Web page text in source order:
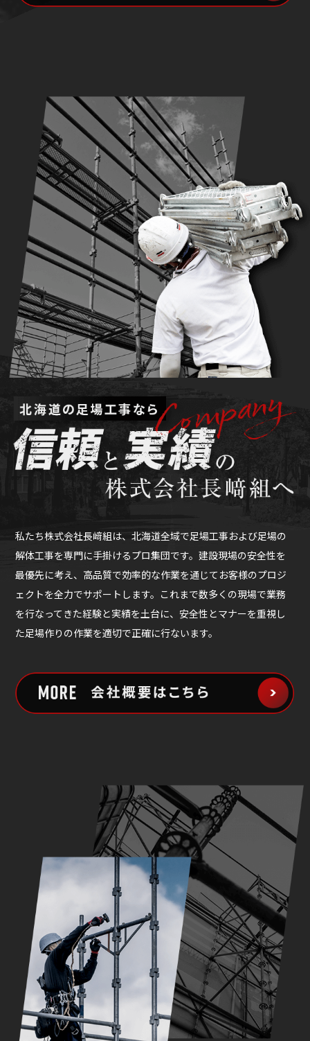
私たち株式会社長﨑組は、北海道全域で足場工事および足場の
解体工事を専門に手掛けるプロ集団です。建設現場の安全性を
最優先に考え、高品質で効率的な作業を通じてお客様のプロジ
ェクトを全力でサポートします。これまで数多くの現場で業務
を行なってきた経験と実績を土台に、安全性とマナーを重視し
た足場作りの作業を適切で正確に行ないます。